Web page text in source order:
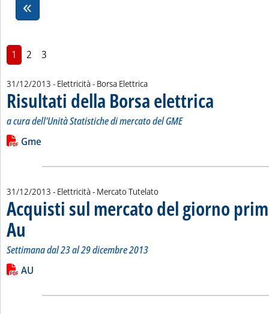
1 2 3
31/12/2013 - Elettricità - Borsa Elettrica
Risultati della Borsa elettrica
a cura dell'Unità Statistiche di mercato del GME
Leggi tutta la notizia: 'Risultati della Borsa elettrica '
Lista allegati PDF alla notizia
Gme
31/12/2013 - Elettricità - Mercato Tutelato
Acquisti sul mercato del giorno
Au . Sottotitolo: Settimana dal 23 al 29 dicembre 2013
. Pubblicata martedì 31 dicembre 2013 alle 10.49.
Settimana dal 23 al 29 dicembre 2013
Leggi tutta la notizia: 'Acquisti sul mercato del giorno prima
Lista allegati PDF alla notizia
AU